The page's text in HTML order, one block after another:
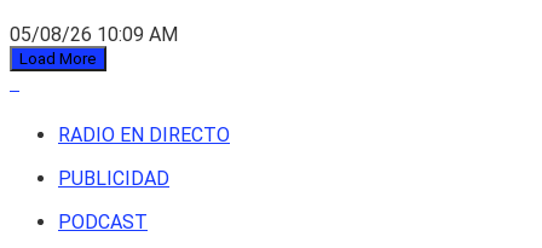
05/08/26 10:09 AM
Load More
RADIO EN DIRECTO
PUBLICIDAD
PODCAST